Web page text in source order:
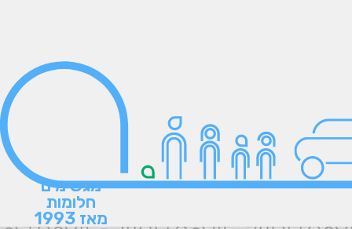
מגשימים
חלומות
מאז 1993